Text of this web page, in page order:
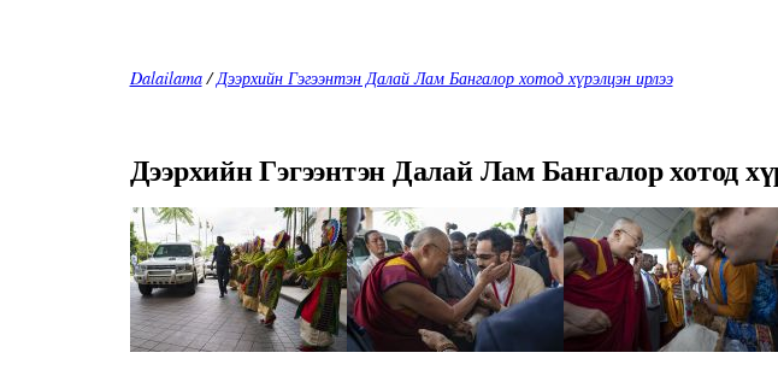
Dalailama/Дээрхийн Гэгээнтэн Далай Лам Бангалор хотод хүрэлцэн ирлээ
Дээрхийн Гэгээнтэн Далай Лам Бангалор хотод